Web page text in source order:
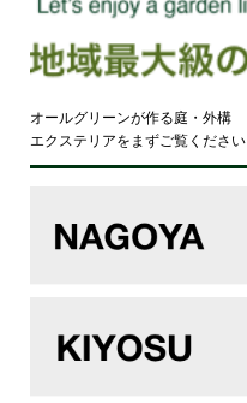
オールグリーンが作る庭・外構
エクステリアをまずご覧ください